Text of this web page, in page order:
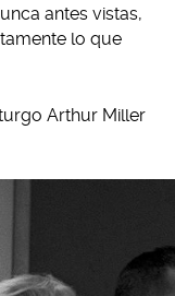
antes vistas,
lo que
Arthur Miller